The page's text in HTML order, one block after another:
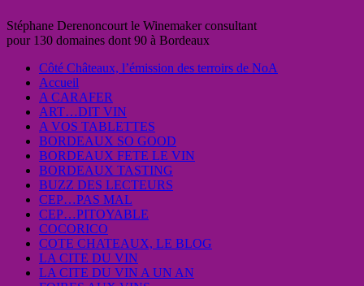
Stéphane Derenoncourt le Winemaker consultant
pour 130 domaines dont 90 à Bordeaux
Côté Châteaux, l’émission des terroirs de NoA
Accueil
A CARAFER
ART…DIT VIN
A VOS TABLETTES
BORDEAUX SO GOOD
BORDEAUX FETE LE VIN
BORDEAUX TASTING
BUZZ DES LECTEURS
CEP…PAS MAL
CEP…PITOYABLE
COCORICO
COTE CHATEAUX, LE BLOG
LA CITE DU VIN
LA CITE DU VIN A UN AN